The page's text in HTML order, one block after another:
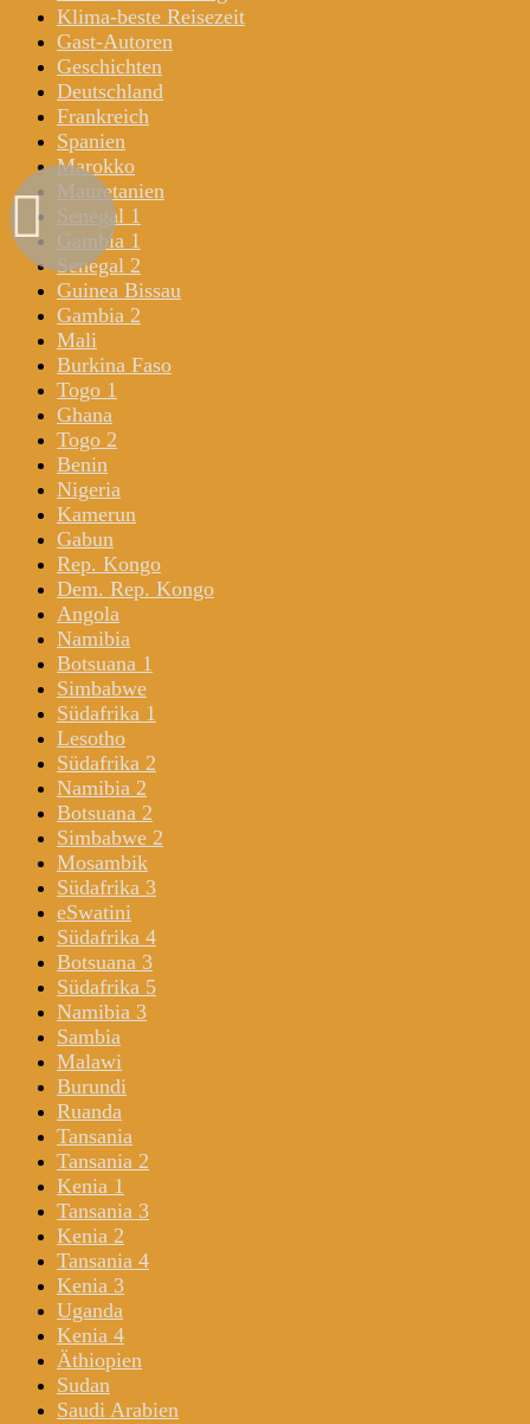
Klima-beste Reisezeit
Gast-Autoren
Geschichten
Deutschland
Frankreich
Spanien
Marokko
Mauretanien
Senegal 1
Gambia 1
Senegal 2
Guinea Bissau
Gambia 2
Mali
Burkina Faso
Togo 1
Ghana
Togo 2
Benin
Nigeria
Kamerun
Gabun
Rep. Kongo
Dem. Rep. Kongo
Angola
Namibia
Botsuana 1
Simbabwe
Südafrika 1
Lesotho
Südafrika 2
Namibia 2
Botsuana 2
Simbabwe 2
Mosambik
Südafrika 3
eSwatini
Südafrika 4
Botsuana 3
Südafrika 5
Namibia 3
Sambia
Malawi
Burundi
Ruanda
Tansania
Tansania 2
Kenia 1
Tansania 3
Kenia 2
Tansania 4
Kenia 3
Uganda
Kenia 4
Äthiopien
Sudan
Saudi Arabien